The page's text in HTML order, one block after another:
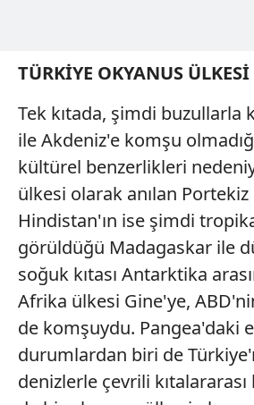
TÜRKİYE OKYANUS ÜLKESİ
Tek kıtada, şimdi buzullarla
ile Akdeniz'e komşu
kültürel benzerlikleri
ülkesi olarak anılan
Hindistan'ın ise şimdi
görüldüğü Madagaskar ile
soğuk kıtası Antarktika
Afrika ülkesi Gine'ye,
de komşuydu. Pangea'daki
durumlardan biri de
denizlerle çevrili